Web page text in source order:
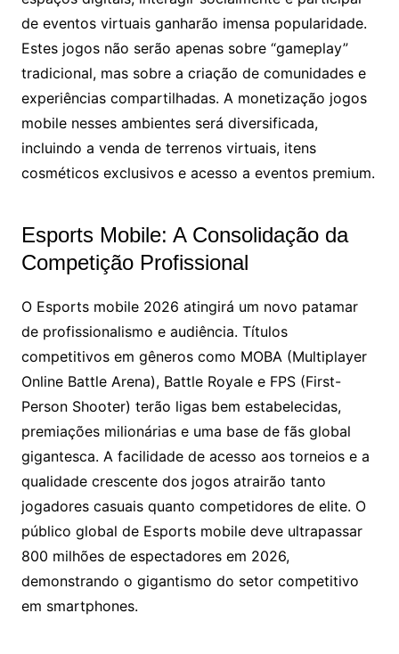
de eventos virtuais ganharão imensa popularidade.
Estes jogos não serão apenas sobre “gameplay”
tradicional, mas sobre a criação de comunidades e
experiências compartilhadas. A monetização jogos
mobile nesses ambientes será diversificada,
incluindo a venda de terrenos virtuais, itens
cosméticos exclusivos e acesso a eventos premium.
Esports Mobile: A Consolidação da
Competição Profissional
O Esports mobile 2026 atingirá um novo patamar
de profissionalismo e audiência. Títulos
competitivos em gêneros como MOBA (Multiplayer
Online Battle Arena), Battle Royale e FPS (First-
Person Shooter) terão ligas bem estabelecidas,
premiações milionárias e uma base de fãs global
gigantesca. A facilidade de acesso aos torneios e a
qualidade crescente dos jogos atrairão tanto
jogadores casuais quanto competidores de elite. O
público global de Esports mobile deve ultrapassar
800 milhões de espectadores em 2026,
demonstrando o gigantismo do setor competitivo
em smartphones.